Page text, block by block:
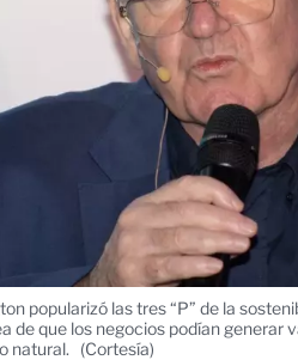
popularizó las tres “P” de la
de que los negocios podían generar
natural.
(Cortesía)